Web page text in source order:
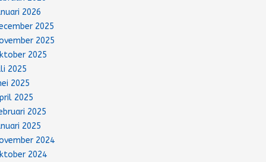
2026
2025
2025
2025
2025
2025
2025
2025
2025
2024
2024